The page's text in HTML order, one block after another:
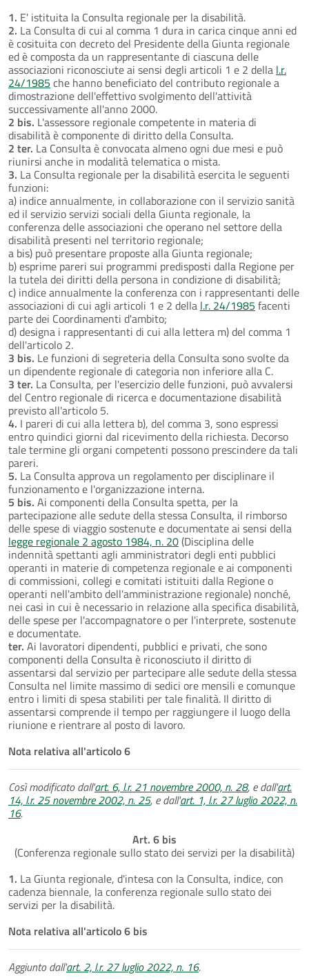
1. E' istituita la Consulta regionale per la disabilità.
2. La Consulta di cui al comma 1 dura in carica cinque anni ed
è cosituita con decreto del Presidente della Giunta regionale
ed è composta da un rappresentante di ciascuna delle
associazioni riconosciute ai sensi degli articoli 1 e 2 della l.r.
24/1985 che hanno beneficiato del contributo regionale a
dimostrazione dell'effettivo svolgimento dell'attività
successivamente all'anno 2000.
2 bis. L'assessore regionale competente in materia di
disabilità è componente di diritto della Consulta.
2 ter. La Consulta è convocata almeno ogni due mesi e può
riunirsi anche in modalità telematica o mista.
3. La Consulta regionale per la disabilità esercita le seguenti
funzioni:
a) indice annualmente, in collaborazione con il servizio sanità
ed il servizio servizi sociali della Giunta regionale, la
conferenza delle associazioni che operano nel settore della
disabilità presenti nel territorio regionale;
a bis) può presentare proposte alla Giunta regionale;
b) esprime pareri sui programmi predisposti dalla Regione per
la tutela dei diritti della persona in condizione di disabilità;
c) indice annualmente la conferenza con i rappresentanti delle
associazioni di cui agli articoli 1 e 2 della l.r. 24/1985 facenti
parte dei Coordinamenti d'ambito;
d) designa i rappresentanti di cui alla lettera m) del comma 1
dell'articolo 2.
3 bis. Le funzioni di segreteria della Consulta sono svolte da
un dipendente regionale di categoria non inferiore alla C.
3 ter. La Consulta, per l'esercizio delle funzioni, può avvalersi
del Centro regionale di ricerca e documentazione disabilità
previsto all'articolo 5.
4. I pareri di cui alla lettera b), del comma 3, sono espressi
entro quindici giorni dal ricevimento della richiesta. Decorso
tale termine gli organi competenti possono prescindere da tali
pareri.
5. La Consulta approva un regolamento per disciplinare il
funzionamento e l'organizzazione interna.
5 bis. Ai componenti della Consulta spetta, per la
partecipazione alle sedute della stessa Consulta, il rimborso
delle spese di viaggio sostenute e documentate ai sensi della
legge regionale 2 agosto 1984, n. 20(Disciplina delle
indennità spettanti agli amministratori degli enti pubblici
operanti in materie di competenza regionale e ai componenti
di commissioni, collegi e comitati istituiti dalla Regione o
operanti nell'ambito dell'amministrazione regionale) nonché,
nei casi in cui è necessario in relazione alla specifica disabilità,
delle spese per l'accompagnatore o per l'interprete, sostenute
e documentate.
ter. Ai lavoratori dipendenti, pubblici e privati, che sono
componenti della Consulta è riconosciuto il diritto di
assentarsi dal servizio per partecipare alle sedute della stessa
Consulta nel limite massimo di sedici ore mensili e comunque
entro i limiti di spesa stabiliti per tale finalità. Il diritto di
assentarsi comprende il tempo per raggiungere il luogo della
riunione e rientrare al posto di lavoro.
Nota relativa all'articolo 6
Così modificato dall'art. 6, l.r. 21 novembre 2000, n. 28, e dall'art.
14, l.r. 25 novembre 2002, n. 25, e dall'art. 1, l.r. 27 luglio 2022, n.
16.
Art. 6 bis
(Conferenza regionale sullo stato dei servizi per la disabilità)
1. La Giunta regionale, d'intesa con la Consulta, indice, con
cadenza biennale, la conferenza regionale sullo stato dei
servizi per la disabilità.
Nota relativa all'articolo 6 bis
Aggiunto dall'art. 2, l.r. 27 luglio 2022, n. 16.